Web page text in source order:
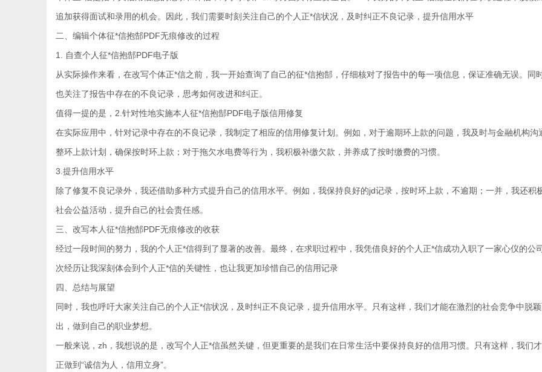
追加获得面试和录用的机会。因此，我们需要时刻关注自己的个人正*信状况，及时纠正不良记录，提升信用水平
二、编辑个体征*信抱郜PDF无痕修改的过程
1. 自查个人征*信抱郜PDF电子版
从实际操作来看，在改写个体正*信之前，我一开始查询了自己的征*信抱郜，仔细核对了报告中的每一项信息，保证准确无误。同
也关注了报告中存在的不良记录，思考如何改进和纠正。
值得一提的是，2.针对性地实施本人征*信抱郜PDF电子版信用修复
在实际应用中，针对记录中存在的不良记录，我制定了相应的信用修复计划。例如，对于逾期环上款的问题，我及时与金融机构沟
整环上款计划，确保按时环上款；对于拖欠水电费等行为，我积极补缴欠款，并养成了按时缴费的习惯。
3.提升信用水平
除了修复不良记录外，我还借助多种方式提升自己的信用水平。例如，我保持良好的jd记录，按时环上款，不逾期；一并，我还积
社会公益活动，提升自己的社会责任感。
三、改写本人征*信抱郜PDF无痕修改的收获
经过一段时间的努力，我的个人正*信得到了显著的改善。最终，在求职过程中，我凭借良好的个人正*信成功入职了一家心仪的公
次经历让我深刻体会到个人正*信的关键性，也让我更加珍惜自己的信用记录
四、总结与展望
同时，我也呼吁大家关注自己的个人正*信状况，及时纠正不良记录，提升信用水平。只有这样，我们才能在激烈的社会竞争中脱
出，做到自己的职业梦想。
一般来说，zh，我想说的是，改写个人正*信虽然关键，但更重要的是我们在日常生活中要保持良好的信用习惯。只有这样，我们
正做到“诚信为人，信用立身”。